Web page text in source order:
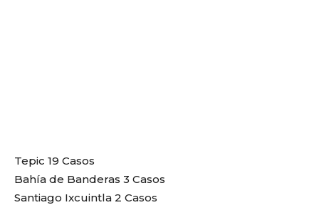
Tepic 19 Casos
Bahía de Banderas 3 Casos
Santiago Ixcuintla 2 Casos